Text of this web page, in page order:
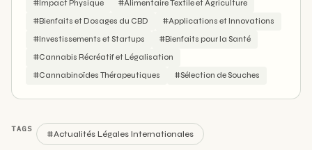
#Impact Physique
#Alimentaire Textile et Agriculture
#Bienfaits et Dosages du CBD
#Applications et Innovations
#Investissements et Startups
#Bienfaits pour la Santé
#Cannabis Récréatif et Légalisation
#Cannabinoïdes Thérapeutiques
#Sélection de Souches
TAGS
#Actualités Légales Internationales